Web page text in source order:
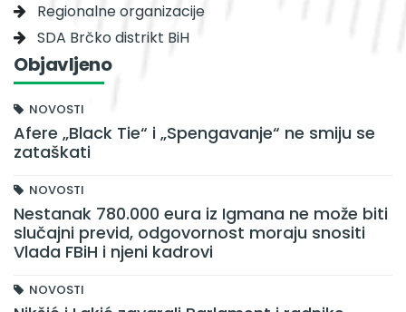
Regionalne organizacije
SDA Brčko distrikt BiH
Objavljeno
NOVOSTI
Afere „Black Tie“ i „Spengavanje“ ne smiju se
zataškati
NOVOSTI
Nestanak 780.000 eura iz Igmana ne može biti
slučajni previd, odgovornost moraju snositi
Vlada FBiH i njeni kadrovi
NOVOSTI